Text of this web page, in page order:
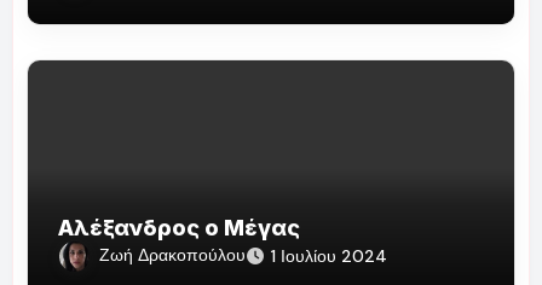
Αλέξανδρος ο Μέγας
Ζωή Δρακοπούλου 1 Ιουλίου 2024